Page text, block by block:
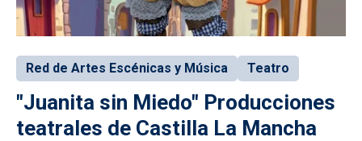
Red de Artes Escénicas y Música Teatro
"Juanita sin Miedo" Producciones
teatrales de Castilla La Mancha